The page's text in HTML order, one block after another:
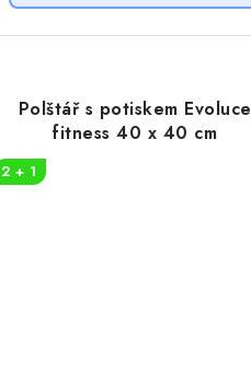
Polštář s potiskem Evoluce
fitness 40 x 40 cm
2 + 1